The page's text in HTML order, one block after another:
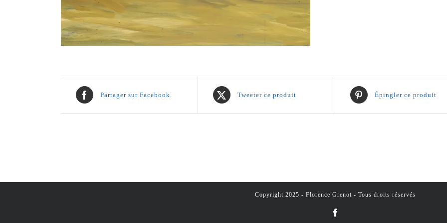
Partager sur Facebook Tweeter ce produit Épingler ce produit
Copyright 2025 - Florence Grenot - Tous droits réservés